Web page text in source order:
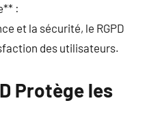
:
et la sécurité, le RGPD
des utilisateurs.
Protège les